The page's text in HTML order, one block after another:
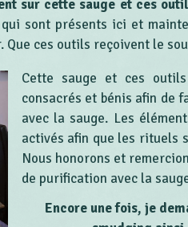
sur cette sauge et ces
sont présents ici et
Que ces outils reçoivent le
Cette sauge et ces
consacrés et bénis afin de
avec la sauge. Les
activés afin que les rituels
Nous honorons et
de purification avec la
Encore une fois, je